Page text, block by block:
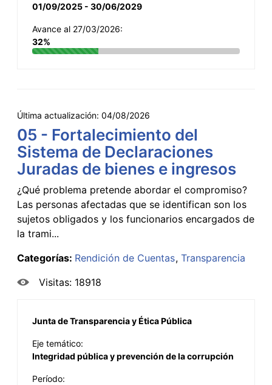
01/09/2025 - 30/06/2029
Avance al 27/03/2026:
32%
Última actualización: 04/08/2026
05 - Fortalecimiento del
Sistema de Declaraciones
Juradas de bienes e ingresos
¿Qué problema pretende abordar el compromiso?
Las personas afectadas que se identifican son los
sujetos obligados y los funcionarios encargados de
la trami...
Categorías: Rendición de Cuentas Transparencia
Visitas: 18918
Junta de Transparencia y Ética Pública
Eje temático:
Integridad pública y prevención de la corrupción
Período: